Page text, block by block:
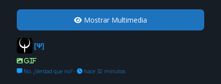
Mostrar Multimedia
[Ψ]
GIF
No. ¿Verdad que no?· hace 32 minutos